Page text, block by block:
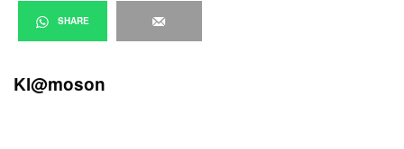
SHARE
Kl@moson